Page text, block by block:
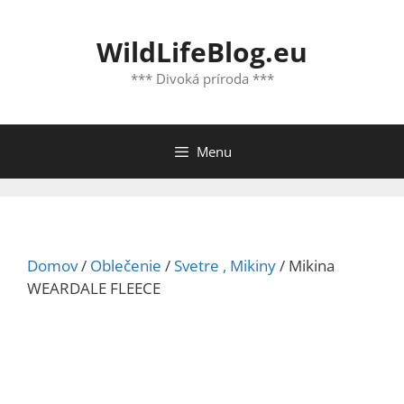
WildLifeBlog.eu
*** Divoká príroda ***
Menu
Domov/ Oblečenie /Svetre , Mikiny/ Mikina
WEARDALE FLEECE